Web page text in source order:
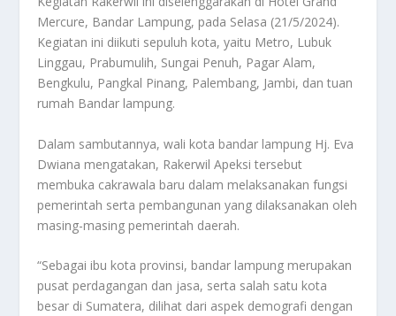
Mercure, Bandar Lampung, pada Selasa (21/5/2024).
Kegiatan ini diikuti sepuluh kota, yaitu Metro, Lubuk
Linggau, Prabumulih, Sungai Penuh, Pagar Alam,
Bengkulu, Pangkal Pinang, Palembang, Jambi, dan tuan
rumah Bandar lampung.
Dalam sambutannya, wali kota bandar lampung Hj. Eva
Dwiana mengatakan, Rakerwil Apeksi tersebut
membuka cakrawala baru dalam melaksanakan fungsi
pemerintah serta pembangunan yang dilaksanakan oleh
masing-masing pemerintah daerah.
“Sebagai ibu kota provinsi, bandar lampung merupakan
pusat perdagangan dan jasa, serta salah satu kota
besar di Sumatera, dilihat dari aspek demografi dengan